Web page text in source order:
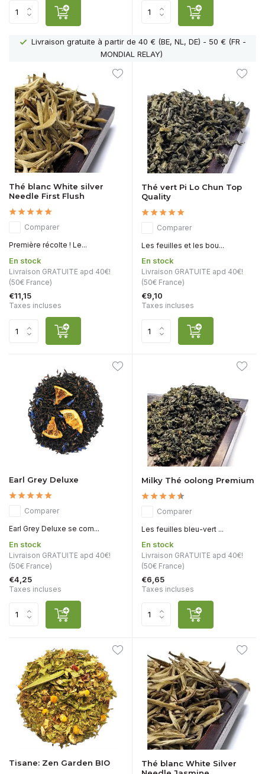
Livraison gratuite à partir de 40 € (BE, NL, DE) - 50 € (FR -
MONDIAL RELAY)
Thé blanc White silver
Needle First Flush
Comparer
Première récolte ! Le...
En stock
Livraison GRATUITE apd 40€!
(50€ France)
€11,15
Taxes incluses
Thé vert Pi Lo Chun Top
Quality
Comparer
Les feuilles et les bou...
En stock
Livraison GRATUITE apd 40€!
(50€ France)
€9,10
Taxes incluses
Earl Grey Deluxe
Comparer
Earl Grey Deluxe se com...
En stock
Livraison GRATUITE apd 40€!
(50€ France)
€4,25
Taxes incluses
Milky Thé oolong Premium
Comparer
Les feuilles bleu-vert ...
En stock
Livraison GRATUITE apd 40€!
(50€ France)
€6,65
Taxes incluses
Tisane: Zen Garden BIO
Thé blanc White Silver